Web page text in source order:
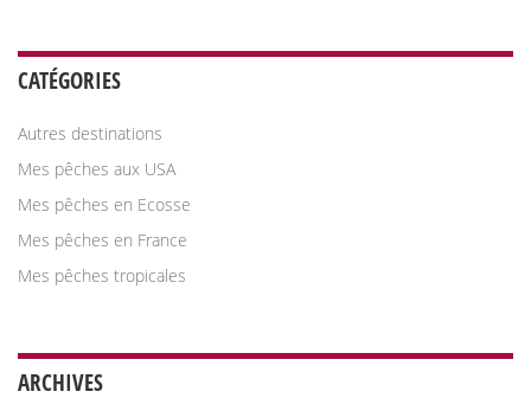
CATÉGORIES
Autres destinations
Mes pêches aux USA
Mes pêches en Ecosse
Mes pêches en France
Mes pêches tropicales
ARCHIVES